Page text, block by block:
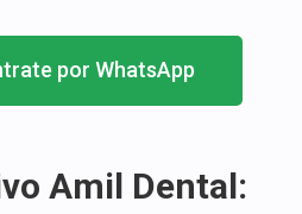
por WhatsApp
Amil Dental: